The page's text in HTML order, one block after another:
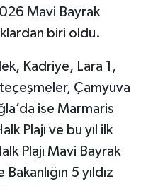
Mavi Bayrak
biri oldu.
Kadriye, Lara 1,
Çamyuva
ise Marmaris
Plajı ve bu yıl ilk
Plajı Mavi Bayrak
5 yıldız